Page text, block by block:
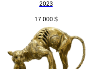
2023
17 000 $